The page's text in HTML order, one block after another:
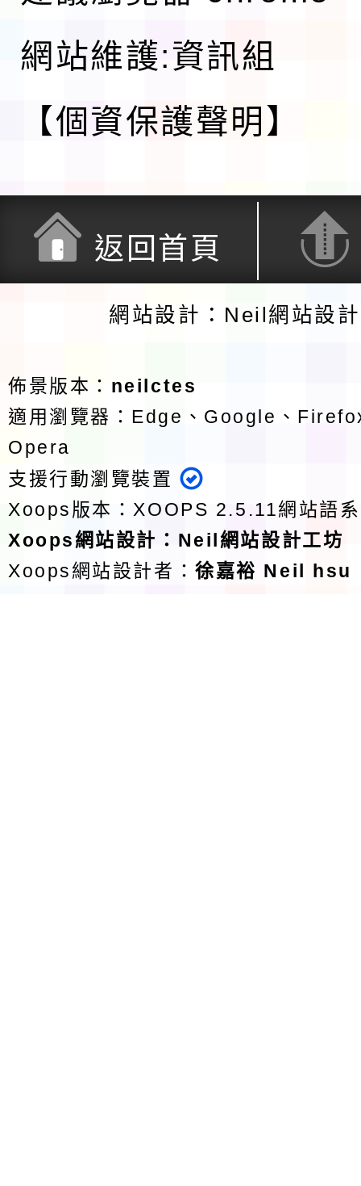
網站維護:資訊組
【個資保護聲明】
返回首頁
網站設計：Neil網站設
佈景版本： neilctes
適用瀏覽器：Edge、Google、
Opera
支援行動瀏覽裝置
Xoops版本： XOOPS 2.5.11網站語
Xoops網站設計 ： Neil網站設計工坊
Xoops網站設計者：徐嘉裕 Neil hsu